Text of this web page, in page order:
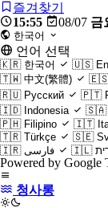
즐겨찾기
15:55
08/07 금
한국어
언어 선택
🇰🇷 한국어 🇺🇸
🇹🇼 中文(繁體)
🇷🇺 Русский 🇵🇹
🇮🇩 Indonesia 🇸🇦
🇵🇭 Filipino 🇮🇹
🇹🇷 Türkçe 🇸🇪
🇮🇷 فارسی 🇮🇱
Powered by Google
청사롱